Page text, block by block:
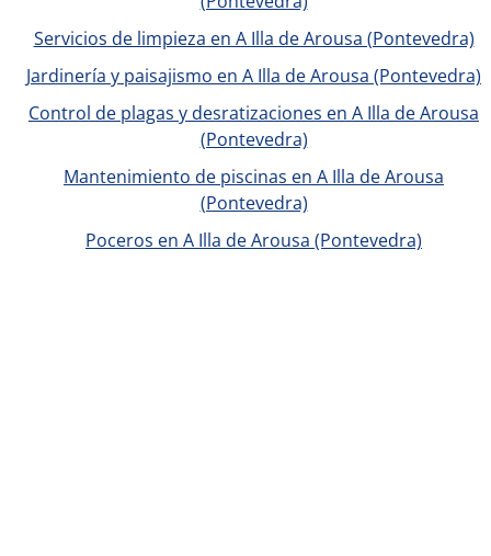
Servicios de limpieza en A Illa de Arousa (Pontevedra)
Jardinería y paisajismo en A Illa de Arousa (Pontevedra)
Control de plagas y desratizaciones en A Illa de Arousa
(Pontevedra)
Mantenimiento de piscinas en A Illa de Arousa
(Pontevedra)
Poceros en A Illa de Arousa (Pontevedra)